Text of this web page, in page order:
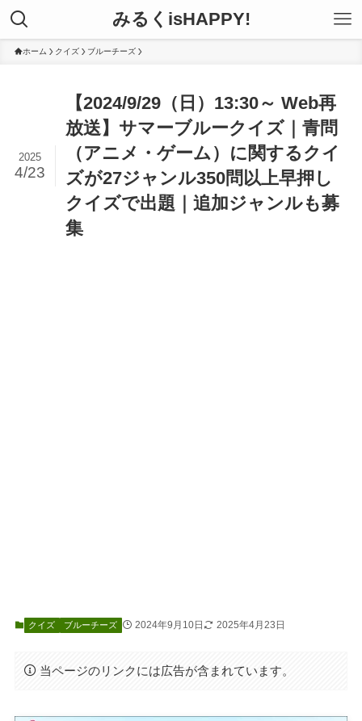
みるくisHAPPY!
ホーム クイズ ブルーチーズ
【2024/9/29（日）13:30～ Web再
放送】サマーブルークイズ｜青問
（アニメ・ゲーム）に関するクイ
ズが27ジャンル350問以上早押し
クイズで出題｜追加ジャンルも募
集
2025
4/23
クイズ ブルーチーズ 2024年9月10日 2025年4月23日
当ページのリンクには広告が含まれています。